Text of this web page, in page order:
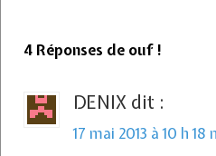
4 Réponses de ouf !
DENIX dit :
17 mai 2013 à 10 h 18